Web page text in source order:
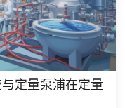
定量泵浦在定量